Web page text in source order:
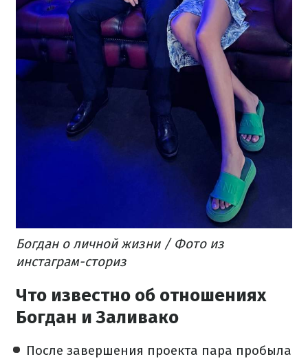
Богдан о личной жизни / Фото из
инстаграм-сториз
Что известно об отношениях
Богдан и Заливако
После завершения проекта пара пробыла